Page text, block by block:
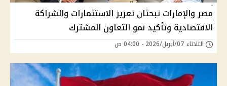
مصر والإمارات تبحثان تعزيز الاستثمارات والشراكة
الاقتصادية وتأكيد نمو التعاون المشترك
الثلاثاء 07/أبريل/2026 - 04:00 ص